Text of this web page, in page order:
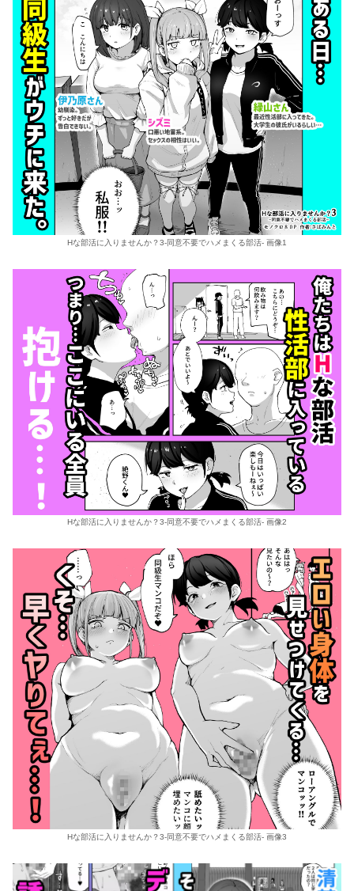
Hな部活に入りませんか？3-同意不要でハメまくる部活- 画像1
Hな部活に入りませんか？3-同意不要でハメまくる部活- 画像2
Hな部活に入りませんか？3-同意不要でハメまくる部活- 画像3